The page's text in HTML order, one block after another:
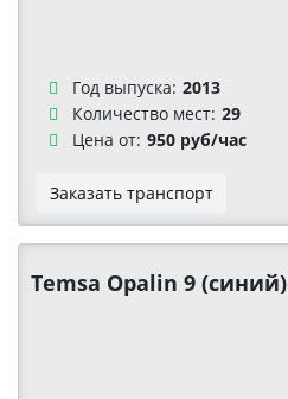
Год выпуска: 2013
Количество мест: 29
Цена от: 950 руб/час
Заказать транспорт
Temsa Opalin 9 (синий)